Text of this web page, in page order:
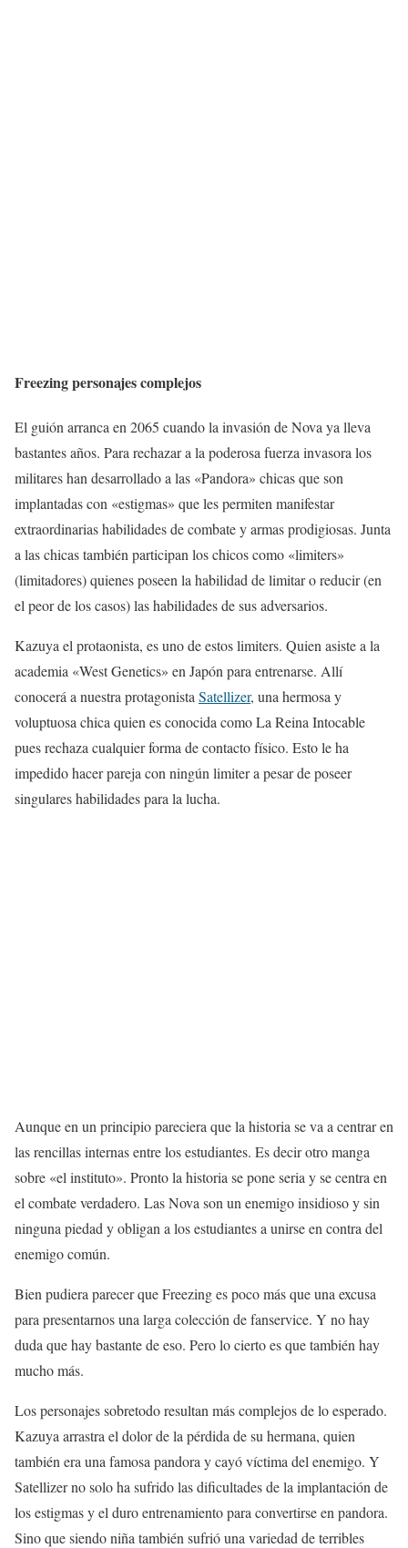
Freezing personajes complejos
El guión arranca en 2065 cuando la invasión de Nova ya lleva
bastantes años. Para rechazar a la poderosa fuerza invasora los
militares han desarrollado a las «Pandora» chicas que son
implantadas con «estigmas» que les permiten manifestar
extraordinarias habilidades de combate y armas prodigiosas. Junta
a las chicas también participan los chicos como «limiters»
(limitadores) quienes poseen la habilidad de limitar o reducir (en
el peor de los casos) las habilidades de sus adversarios.
Kazuya el protaonista, es uno de estos limiters. Quien asiste a la
academia «West Genetics» en Japón para entrenarse. Allí
conocerá a nuestra protagonista Satellizer, una hermosa y
voluptuosa chica quien es conocida como La Reina Intocable
pues rechaza cualquier forma de contacto físico. Esto le ha
impedido hacer pareja con ningún limiter a pesar de poseer
singulares habilidades para la lucha.
Aunque en un principio pareciera que la historia se va a centrar en
las rencillas internas entre los estudiantes. Es decir otro manga
sobre «el instituto». Pronto la historia se pone seria y se centra en
el combate verdadero. Las Nova son un enemigo insidioso y sin
ninguna piedad y obligan a los estudiantes a unirse en contra del
enemigo común.
Bien pudiera parecer que Freezing es poco más que una excusa
para presentarnos una larga colección de fanservice. Y no hay
duda que hay bastante de eso. Pero lo cierto es que también hay
mucho más.
Los personajes sobretodo resultan más complejos de lo esperado.
Kazuya arrastra el dolor de la pérdida de su hermana, quien
también era una famosa pandora y cayó víctima del enemigo. Y
Satellizer no solo ha sufrido las dificultades de la implantación de
los estigmas y el duro entrenamiento para convertirse en pandora.
Sino que siendo niña también sufrió una variedad de terribles